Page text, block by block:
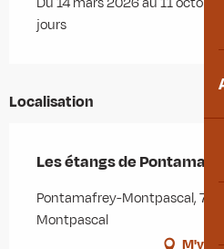
jours
Localisation
Les étangs de Pontamafrey
Pontamafrey-Montpascal,
Montpascal
M'y